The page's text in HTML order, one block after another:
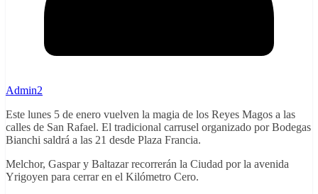
Admin2
Este lunes 5 de enero vuelven la magia de los Reyes Magos a las
calles de San Rafael. El tradicional carrusel organizado por Bodegas
Bianchi saldrá a las 21 desde Plaza Francia.
Melchor, Gaspar y Baltazar recorrerán la Ciudad por la avenida
Yrigoyen para cerrar en el Kilómetro Cero.